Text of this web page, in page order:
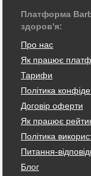
Платформа
здоров'я:
Про нас
Як працює
Тарифи
Політика
Договір оферти
Як працює
Політика
Питання-
Блог